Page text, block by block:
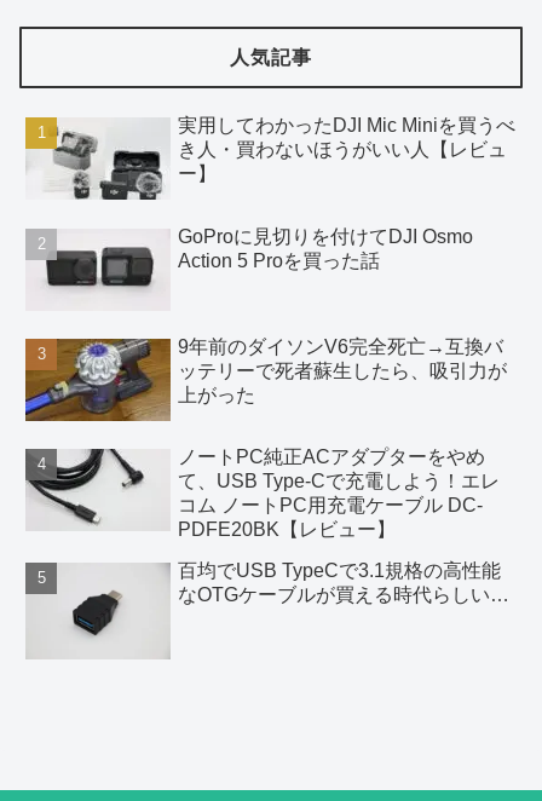
人気記事
実用してわかったDJI Mic Miniを買うべ
き人・買わないほうがいい人【レビュ
ー】
GoProに見切りを付けてDJI Osmo
Action 5 Proを買った話
9年前のダイソンV6完全死亡→互換バ
ッテリーで死者蘇生したら、吸引力が
上がった
ノートPC純正ACアダプターをやめ
て、USB Type-Cで充電しよう！エレ
コム ノートPC用充電ケーブル DC-
PDFE20BK【レビュー】
百均でUSB TypeCで3.1規格の高性能
なOTGケーブルが買える時代らしい…